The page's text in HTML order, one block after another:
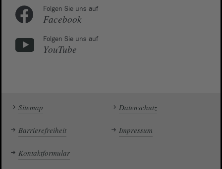
Folgen Sie uns auf
Facebook
Folgen Sie uns auf
YouTube
Sitemap Datenschutz
Barrierefreiheit Impressum
Kontaktformular